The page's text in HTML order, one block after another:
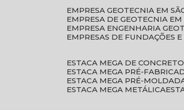
EMPRESA GEOTECNIA EM
EMPRESA DE GEOTECNIA
EMPRESA ENGENHARIA
EMPRESAS DE FUNDAÇÕES
ESTACA MEGA DE
ESTACA MEGA PRÉ-
ESTACA MEGA PRÉ-
ESTACA MEGA METÁLICA